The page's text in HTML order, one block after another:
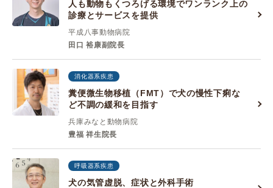
人も動物もくつろげる環境でワンランク上の
診療とサービスを提供
平成八事動物病院
田口 裕康副院長
消化器系疾患
糞便微生物移植（FMT）で犬の慢性下痢な
ど不調の緩和を目指す
兵庫みなと動物病院
豊福 祥生院長
呼吸器系疾患
犬の気管虚脱、症状と外科手術